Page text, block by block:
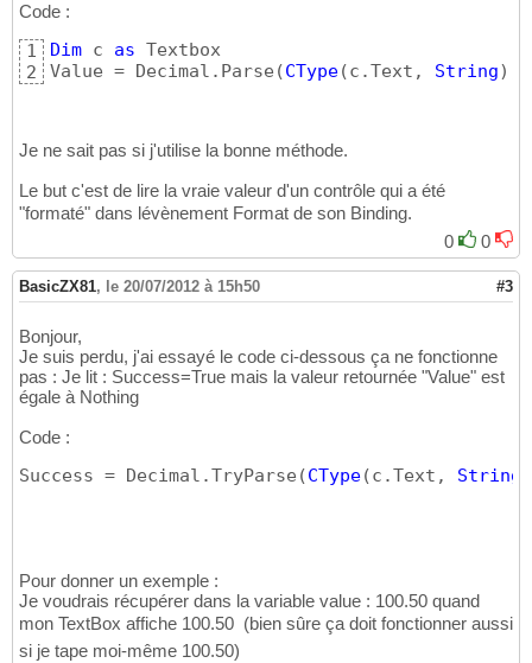
Code :
1
2
Dim c as Textbox
Value = Decimal.Parse (CType(c.Text, String)
Je ne sait pas si j'utilise la bonne méthode.
Le but c'est de lire la vraie valeur d'un contrôle qui a été
"formaté" dans lévènement Format de son Binding.
0
0
BasicZX81, le 20/07/2012 à 15h50 #3
Bonjour,
Je suis perdu, j'ai essayé le code ci-dessous ça ne fonctionne
pas : Je lit : Success=True mais la valeur retournée "Value" est
égale à Nothing
Code :
Success = Decimal.TryParse (CType(c.Text, String
Pour donner un exemple :
Je voudrais récupérer dans la variable value : 100.50 quand
mon TextBox affiche 100.50  (bien sûre ça doit fonctionner aussi
si je tape moi-même 100.50)